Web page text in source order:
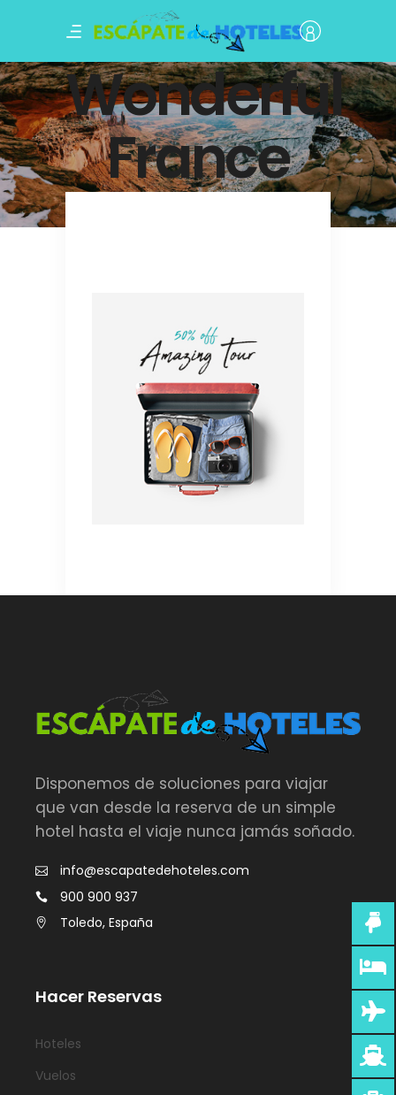
Wonderful
France
Disponemos de soluciones para viajar
que van desde la reserva de un simple
hotel hasta el viaje nunca jamás soñado.
info@escapatedehoteles.com
900 900 937
Toledo, España
Hacer Reservas
Hoteles
Vuelos